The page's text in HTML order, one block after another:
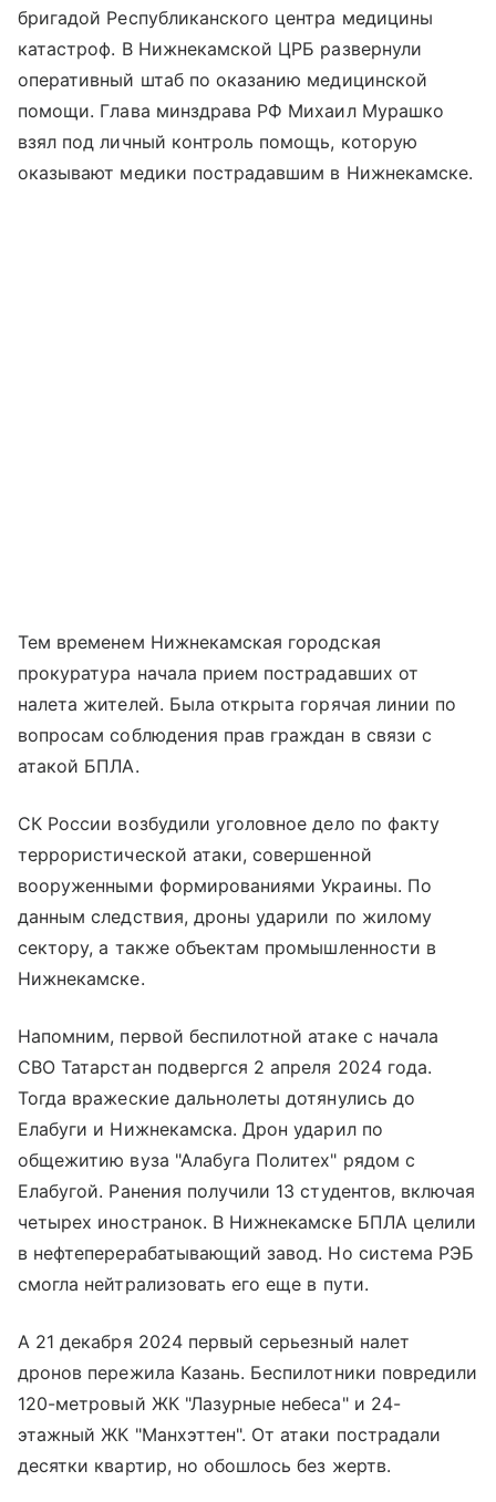
бригадой Республиканского центра медицины
катастроф. В Нижнекамской ЦРБ развернули
оперативный штаб по оказанию медицинской
помощи. Глава минздрава РФ Михаил Мурашко
взял под личный контроль помощь, которую
оказывают медики пострадавшим в Нижнекамске.
Тем временем Нижнекамская городская
прокуратура начала прием пострадавших от
налета жителей. Была открыта горячая линии по
вопросам соблюдения прав граждан в связи с
атакой БПЛА.
СК России возбудили уголовное дело по факту
террористической атаки, совершенной
вооруженными формированиями Украины. По
данным следствия, дроны ударили по жилому
сектору, а также объектам промышленности в
Нижнекамске.
Напомним, первой беспилотной атаке с начала
СВО Татарстан подвергся 2 апреля 2024 года.
Тогда вражеские дальнолеты дотянулись до
Елабуги и Нижнекамска. Дрон ударил по
общежитию вуза "Алабуга Политех" рядом с
Елабугой. Ранения получили 13 студентов, включая
четырех иностранок. В Нижнекамске БПЛА целили
в нефтеперерабатывающий завод. Но система РЭБ
смогла нейтрализовать его еще в пути.
А 21 декабря 2024 первый серьезный налет
дронов пережила Казань. Беспилотники повредили
120-метровый ЖК "Лазурные небеса" и 24-
этажный ЖК "Манхэттен". От атаки пострадали
десятки квартир, но обошлось без жертв.